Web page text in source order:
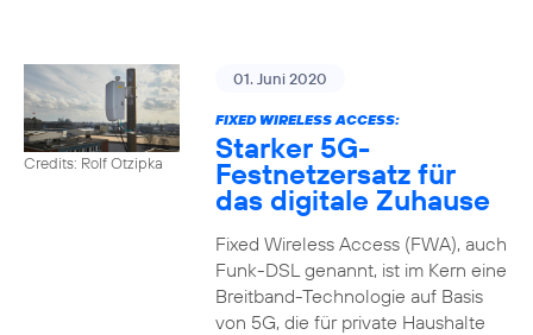
Credits: Rolf Otzipka
01. Juni 2020
FIXED WIRELESS ACCESS:
Starker 5G-
Festnetzersatz für
das digitale Zuhause
Fixed Wireless Access (FWA), auch
Funk-DSL genannt, ist im Kern eine
Breitband-Technologie auf Basis
von 5G, die für private Haushalte